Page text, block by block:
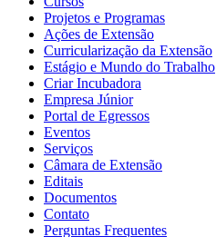
Projetos e Programas
Ações de Extensão
Curricularização da Extensão
Estágio e Mundo do Trabalho
Criar Incubadora
Empresa Júnior
Portal de Egressos
Eventos
Serviços
Câmara de Extensão
Editais
Documentos
Contato
Perguntas Frequentes